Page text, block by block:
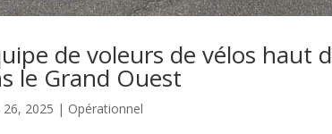
de voleurs de vélos haut
le Grand Ouest
2025 | Opérationnel